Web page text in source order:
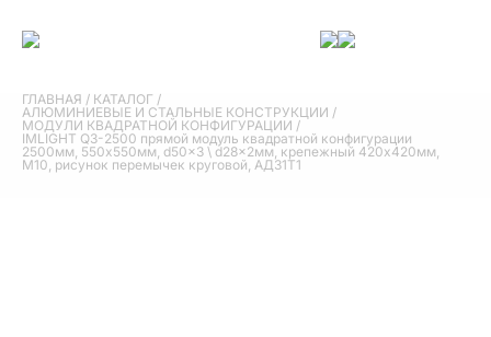
ГЛАВНАЯ / КАТАЛОГ /
АЛЮМИНИЕВЫЕ И СТАЛЬНЫЕ КОНСТРУКЦИИ /
МОДУЛИ КВАДРАТНОЙ КОНФИГУРАЦИИ /
IMLIGHT Q3-2500 прямой модуль квадратной конфигурации
2500мм, 550x550мм, d50x3 \ d28x2мм, крепежный 420х420мм,
М10, рисунок перемычек круговой, АД31Т1